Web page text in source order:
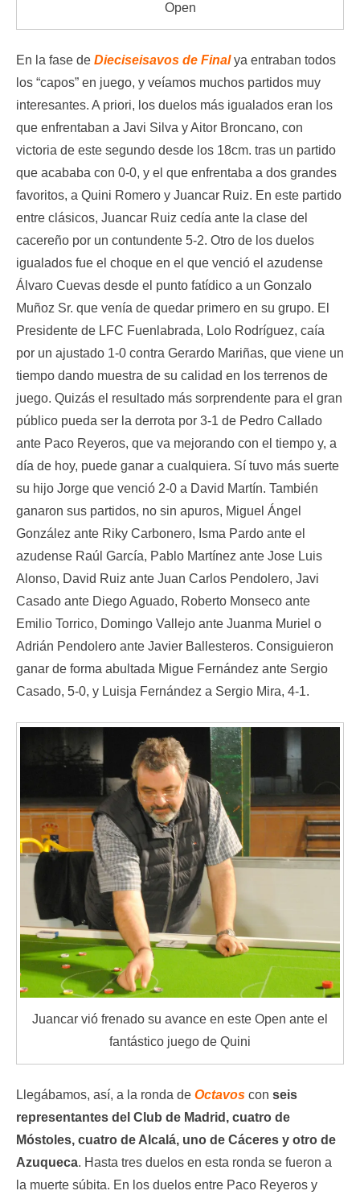
Open
En la fase de Dieciseisavos de Finalya entraban todos
los “capos” en juego, y veíamos muchos partidos muy
interesantes. A priori, los duelos más igualados eran los
que enfrentaban a Javi Silva y Aitor Broncano, con
victoria de este segundo desde los 18cm. tras un partido
que acababa con 0-0, y el que enfrentaba a dos grandes
favoritos, a Quini Romero y Juancar Ruiz. En este partido
entre clásicos, Juancar Ruiz cedía ante la clase del
cacereño por un contundente 5-2. Otro de los duelos
igualados fue el choque en el que venció el azudense
Álvaro Cuevas desde el punto fatídico a un Gonzalo
Muñoz Sr. que venía de quedar primero en su grupo. El
Presidente de LFC Fuenlabrada, Lolo Rodríguez, caía
por un ajustado 1-0 contra Gerardo Mariñas, que viene un
tiempo dando muestra de su calidad en los terrenos de
juego. Quizás el resultado más sorprendente para el gran
público pueda ser la derrota por 3-1 de Pedro Callado
ante Paco Reyeros, que va mejorando con el tiempo y, a
día de hoy, puede ganar a cualquiera. Sí tuvo más suerte
su hijo Jorge que venció 2-0 a David Martín. También
ganaron sus partidos, no sin apuros, Miguel Ángel
González ante Riky Carbonero, Isma Pardo ante el
azudense Raúl García, Pablo Martínez ante Jose Luis
Alonso, David Ruiz ante Juan Carlos Pendolero, Javi
Casado ante Diego Aguado, Roberto Monseco ante
Emilio Torrico, Domingo Vallejo ante Juanma Muriel o
Adrián Pendolero ante Javier Ballesteros. Consiguieron
ganar de forma abultada Migue Fernández ante Sergio
Casado, 5-0, y Luisja Fernández a Sergio Mira, 4-1.
Juancar vió frenado su avance en este Open ante el
fantástico juego de Quini
Llegábamos, así, a la ronda de Octavos con seis
representantes del Club de Madrid, cuatro de
Móstoles, cuatro de Alcalá, uno de Cáceres y otro de
Azuqueca. Hasta tres duelos en esta ronda se fueron a
la muerte súbita. En los duelos entre Paco Reyeros y